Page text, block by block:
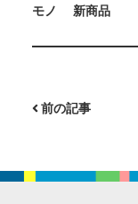
モノ 新商品
前の記事